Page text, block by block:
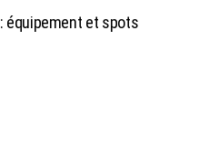
équipement et spots